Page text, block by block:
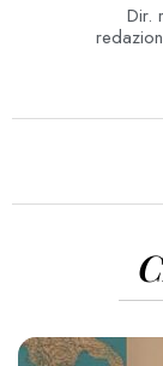
Dir.